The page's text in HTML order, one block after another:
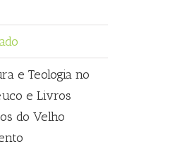
e Teologia no
e Livros
do Velho